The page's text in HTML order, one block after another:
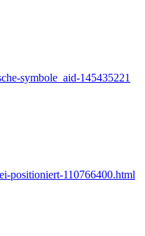
symbole_aid-145435221
positioniert-110766400.html